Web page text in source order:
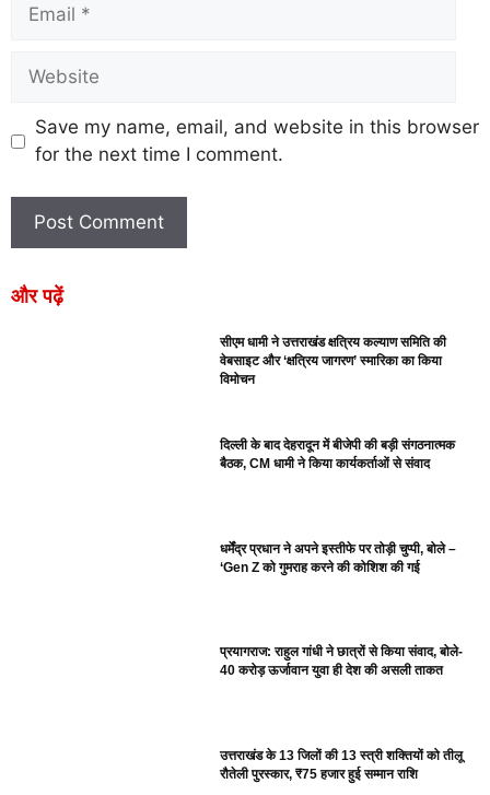
Save my name, email, and website in this browser
for the next time I comment.
और पढ़ें
सीएम धामी ने उत्तराखंड क्षत्रिय कल्याण समिति की
वेबसाइट और ‘क्षत्रिय जागरण’ स्मारिका का किया
विमोचन
दिल्ली के बाद देहरादून में बीजेपी की बड़ी संगठनात्मक
बैठक, CM धामी ने किया कार्यकर्ताओं से संवाद
धर्मेंद्र प्रधान ने अपने इस्तीफे पर तोड़ी चुप्पी, बोले –
‘Gen Z को गुमराह करने की कोशिश की गई
प्रयागराज: राहुल गांधी ने छात्रों से किया संवाद, बोले-
40 करोड़ ऊर्जावान युवा ही देश की असली ताकत
उत्तराखंड के 13 जिलों की 13 स्त्री शक्तियों को तीलू
रौतेली पुरस्कार, ₹75 हजार हुई सम्मान राशि